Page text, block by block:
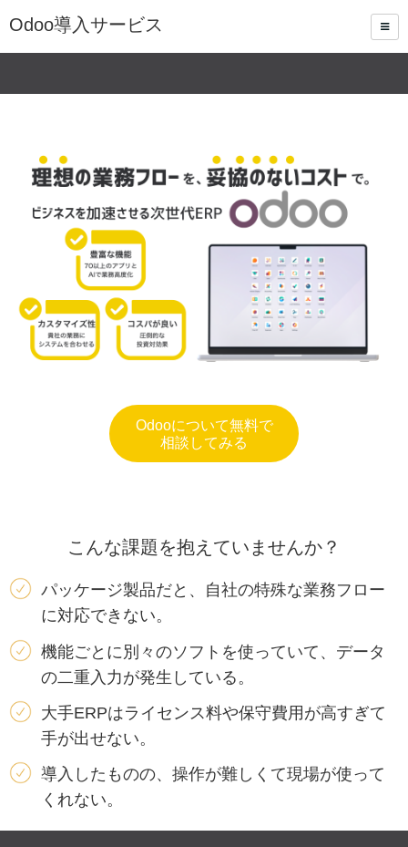
Odoo導入サービス
Odooについて無料で
相談してみる
こんな課題を抱えていませんか？
パッケージ製品だと、自社の特殊な業務フロー
に対応できない。
機能ごとに別々のソフトを使っていて、データ
の二重入力が発生している。
大手ERPはライセンス料や保守費用が高すぎて
手が出せない。
導入したものの、操作が難しくて現場が使って
くれない。